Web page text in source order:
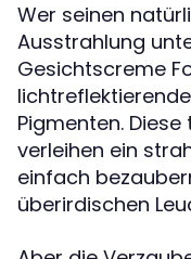
Wer seinen
Ausstrahlung
Gesichtscreme
Pigmenten.
verleihen ein
einfach
überirdischen